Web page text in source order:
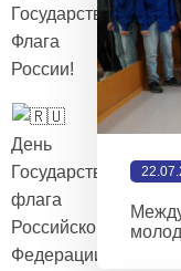
Государственного
Флага
России!
День
Государственного
флага
Российской
Федерации